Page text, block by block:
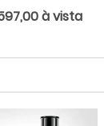
à vista